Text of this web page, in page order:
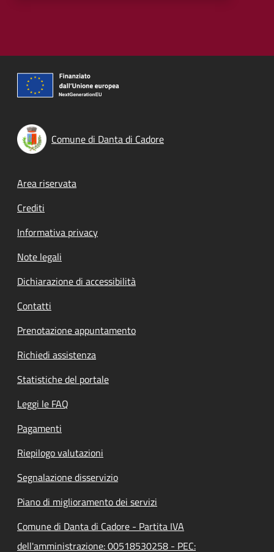
Comune di Danta di Cadore
Footer menu
Area riservata
Crediti
Informativa privacy
Note legali
Dichiarazione di accessibilità
Contatti
Prenotazione appuntamento
Richiedi assistenza
Statistiche del portale
Leggi le FAQ
Pagamenti
Riepilogo valutazioni
Segnalazione disservizio
Piano di miglioramento dei servizi
Comune di Danta di Cadore - Partita IVA
dell'amministrazione: 00518530258 - PEC: